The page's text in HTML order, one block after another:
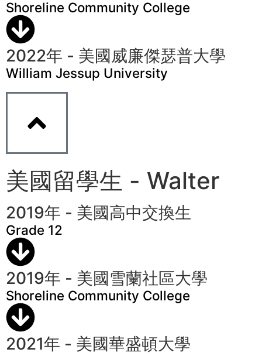
Shoreline Community College
2022年 - 美國威廉傑瑟普大學
William Jessup University
美國留學生 - Walter
2019年 - 美國高中交換生
Grade 12
2019年 - 美國雪蘭社區大學
Shoreline Community College
2021年 - 美國華盛頓大學